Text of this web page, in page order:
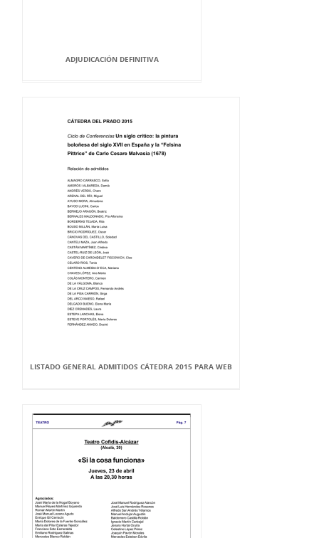
ADJUDICACIÓN DEFINITIVA
LISTADO GENERAL ADMITIDOS CÁTEDRA 2015 PARA WEB